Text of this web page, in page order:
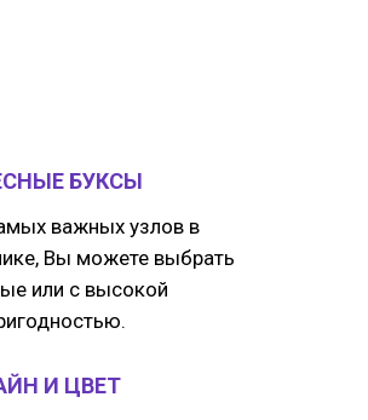
БУКСЫ
важных узлов в
Вы можете выбрать
или с высокой
И ЦВЕТ